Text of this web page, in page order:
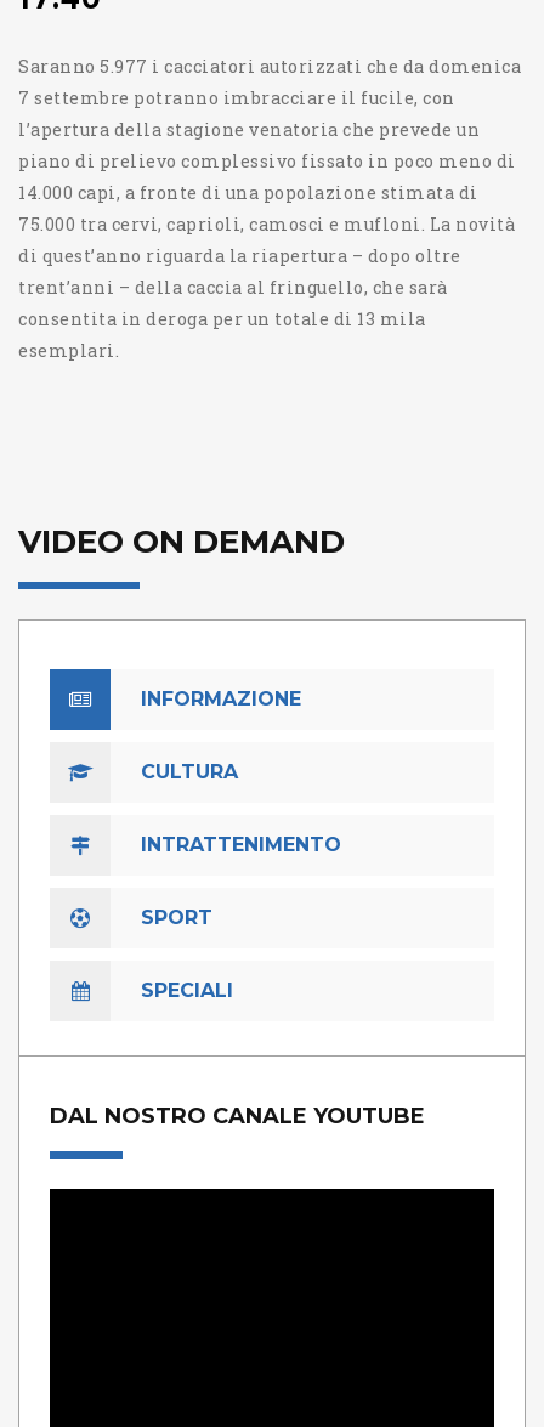
Saranno 5.977 i cacciatori autorizzati che da domenica
7 settembre potranno imbracciare il fucile, con
l’apertura della stagione venatoria che prevede un
piano di prelievo complessivo fissato in poco meno di
14.000 capi, a fronte di una popolazione stimata di
75.000 tra cervi, caprioli, camosci e mufloni. La novità
di quest’anno riguarda la riapertura – dopo oltre
trent’anni – della caccia al fringuello, che sarà
consentita in deroga per un totale di 13 mila
esemplari.
VIDEO ON DEMAND
INFORMAZIONE
CULTURA
INTRATTENIMENTO
SPORT
SPECIALI
DAL NOSTRO CANALE YOUTUBE